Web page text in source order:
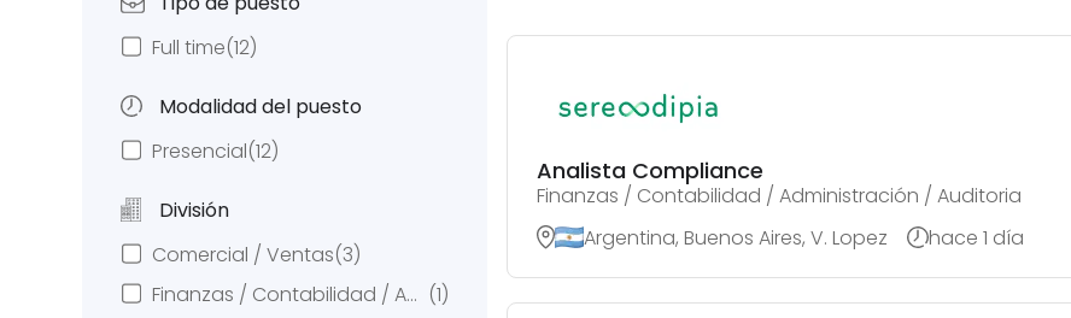
Full time(12)
Modalidad del puesto
Presencial(12)
División
Comercial / Ventas(3)
Finanzas / Contabilidad / Administración / Auditoria (1)
Analista Compliance
Finanzas / Contabilidad / Administración / Auditoria
Argentina, Buenos Aires, V. Lopez
hace 1 día